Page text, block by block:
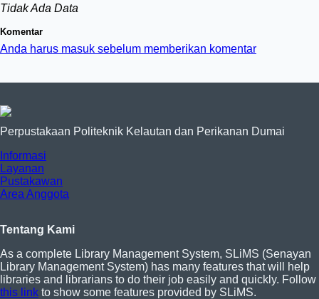
Tidak Ada Data
Komentar
Anda harus masuk sebelum memberikan komentar
Perpustakaan Politeknik Kelautan dan Perikanan Dumai
Informasi
Layanan
Pustakawan
Area Anggota
Tentang Kami
As a complete Library Management System, SLiMS (Senayan
Library Management System) has many features that will help
libraries and librarians to do their job easily and quickly. Follow
this link to show some features provided by SLiMS.